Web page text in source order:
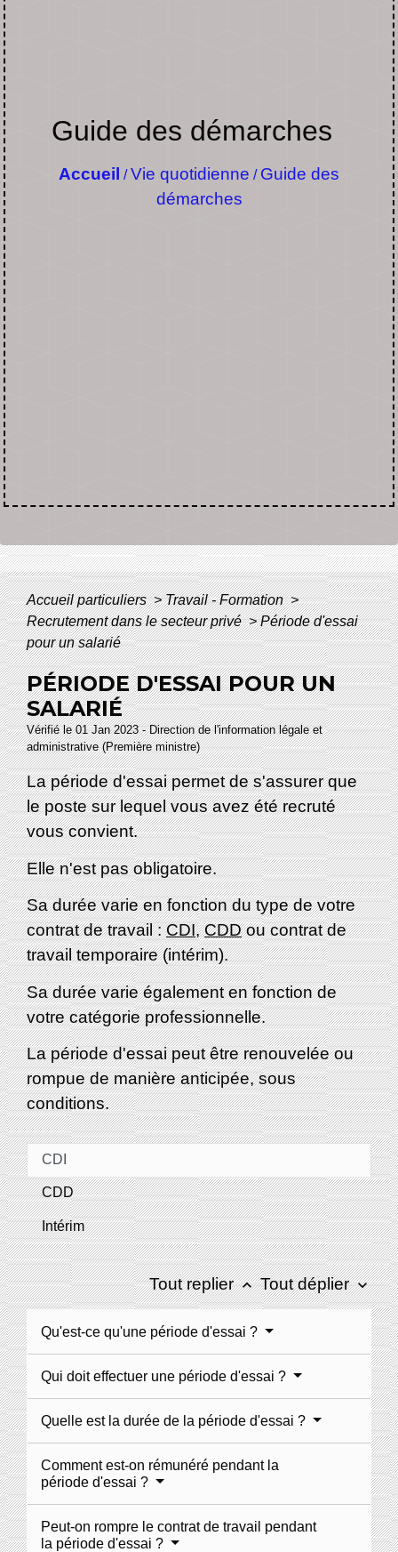
Guide des démarches
Accueil /Vie quotidienne / Guide des
démarches
Accueil particuliers> Travail - Formation>
Recrutement dans le secteur privé> Période d'essai
pour un salarié
PÉRIODE D'ESSAI POUR UN
SALARIÉ
Vérifié le 01 Jan 2023 - Direction de l'information légale et
administrative (Première ministre)
La période d'essai permet de s'assurer que
le poste sur lequel vous avez été recruté
vous convient.
Elle n'est pas obligatoire.
Sa durée varie en fonction du type de votre
contrat de travail :CDI,CDDou contrat de
travail temporaire (intérim).
Sa durée varie également en fonction de
votre catégorie professionnelle.
La période d'essai peut être renouvelée ou
rompue de manière anticipée, sous
conditions.
CDI
CDD
Intérim
Tout replierkeyboard_arrow_up Tout déplierkeyboard_arrow_down
Qu'est-ce qu'une période d'essai ?
Qui doit effectuer une période d'essai ?
Quelle est la durée de la période d'essai ?
Comment est-on rémunéré pendant la
période d'essai ?
Peut-on rompre le contrat de travail pendant
la période d'essai ?